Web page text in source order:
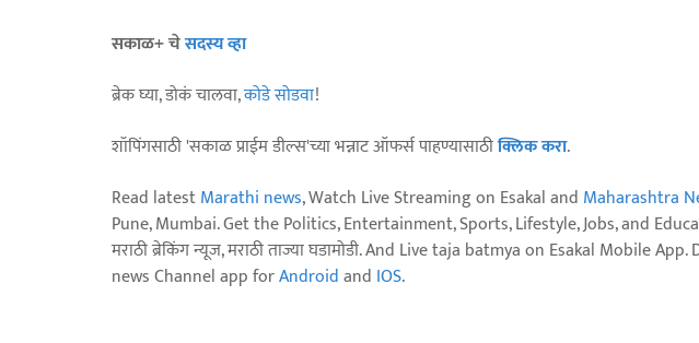
सकाळ+ चेसदस्य व्हा
ब्रेक घ्या, डोकं चालवा,कोडे सोडवा!
शॉपिंगसाठी 'सकाळ प्राईम डील्स'च्या भन्नाट ऑफर्स पाहण्यासाठीक्लिक करा.
Read latestMarathi news, Watch Live Streaming on Esakal and Maharashtra
Pune, Mumbai. Get the Politics, Entertainment, Sports, Lifestyle, Jobs, and
मराठी ब्रेकिंग न्यूज, मराठी ताज्या घडामोडी. And Live taja batmya on Esakal Mobile
news Channel app forAndroidand IOS.